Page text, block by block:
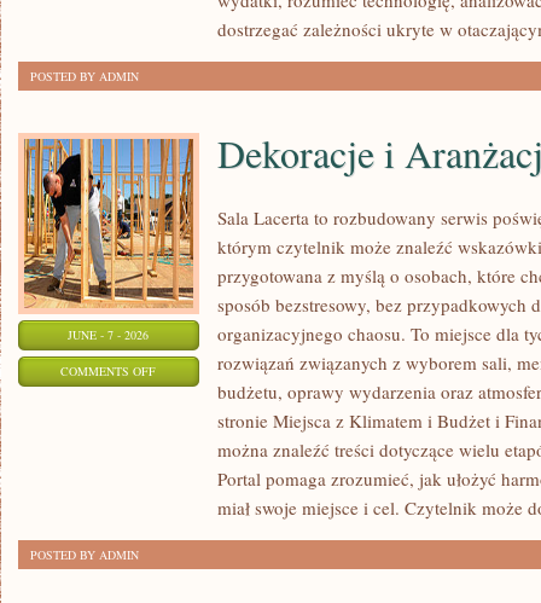
dostrzegać zależności ukryte w
POSTED BY ADMIN
JUNE - 7 - 2026
COMMENTS OFFON
DEKORACJE
ARANŻACJE
Dekoracje i
Sala Lacerta to rozbudowany serwis
którym czytelnik może znaleźć
przygotowana z myślą o osobach, które
sposób bezstresowy, bez przypadkowych
organizacyjnego chaosu. To miejsce dla
rozwiązań związanych z wyborem sali,
budżetu, oprawy wydarzenia oraz
stronie Miejsca z Klimatem i Budżet i
można znaleźć treści dotyczące wielu
Portal pomaga zrozumieć, jak ułożyć
miał swoje miejsce i cel. Czytelnik może
POSTED BY ADMIN